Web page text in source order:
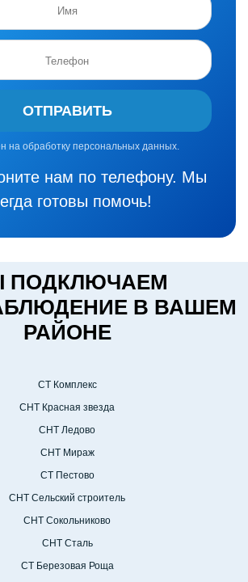
ОТПРАВИТЬ
на обработку персональных данных.
нам по телефону. Мы
готовы помочь!
ПОДКЛЮЧАЕМ
В ВАШЕМ
РАЙОНЕ
СТ Комплекс
СНТ Красная звезда
СНТ Ледово
СНТ Мираж
СТ Пестово
СНТ Сельский строитель
СНТ Сокольниково
СНТ Сталь
СТ Березовая Роща